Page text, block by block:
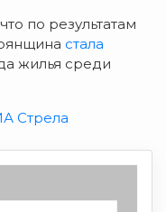
по результатам
стала
жилья среди
Стрела